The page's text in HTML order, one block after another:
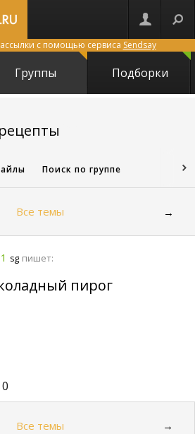
с помощью сервиса Sendsay
Группы Подборки
Поиск по группе
Все темы →
sg пишет:
пирог
0
Все темы →